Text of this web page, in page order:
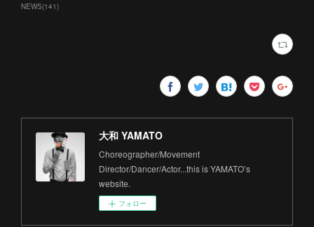
NEWS(141)
大和 YAMATO
Choreographer/Movement
Director/Dancer/Actor...this is YAMATO’s
website.
フォロー